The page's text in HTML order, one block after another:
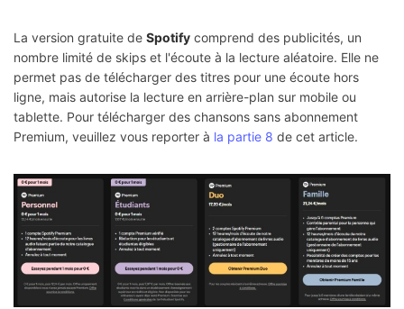
La version gratuite de Spotify comprend des publicités, un
nombre limité de skips et l'écoute à la lecture aléatoire. Elle ne
permet pas de télécharger des titres pour une écoute hors
ligne, mais autorise la lecture en arrière-plan sur mobile ou
tablette. Pour télécharger des chansons sans abonnement
Premium, veuillez vous reporter à la partie 8 de cet article.